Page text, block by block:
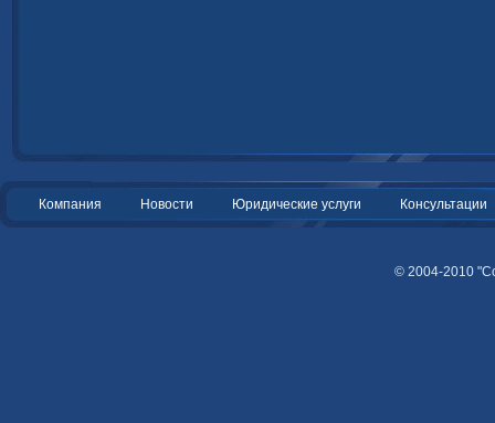
Компания Новости Юридические услуги Консультации
© 2004-2010